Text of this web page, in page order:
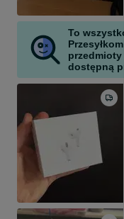
To
przedmioty
dostępną